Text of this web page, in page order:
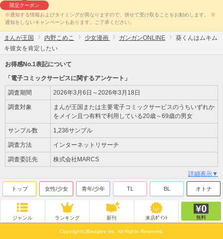
限定クーポン
※通知する情報およびタイミングが異なりますので、併せて受け取ることをお勧めします。 ※
通知をしないキャンペーンもあります。ご了承ください。
まんが王国 内野こめこ 少女漫画 ガンガンONLINE
葵くんはムキム
キ彼女を肯定したい
お得感No.1表記について
「電子コミックサービスに関するアンケート」
調査期間 2026年3月6日～2026年3月18日
調査対象
まんが王国または主要電子コミックサービスのうちいずれか
をメイン且つ有料で利用している20歳～69歳の男女
サンプル数 1,236サンプル
調査方法 インターネットリサーチ
調査委託先 株式会社MARCS
詳細表示▼
トップ 女性/少女 青年/少年 TL BL オトナ
ジャンル ランキング 新刊 来店ﾎﾟｲﾝﾄ 無料
Copyright(c)Beaglee Inc. All Rights Reserved.